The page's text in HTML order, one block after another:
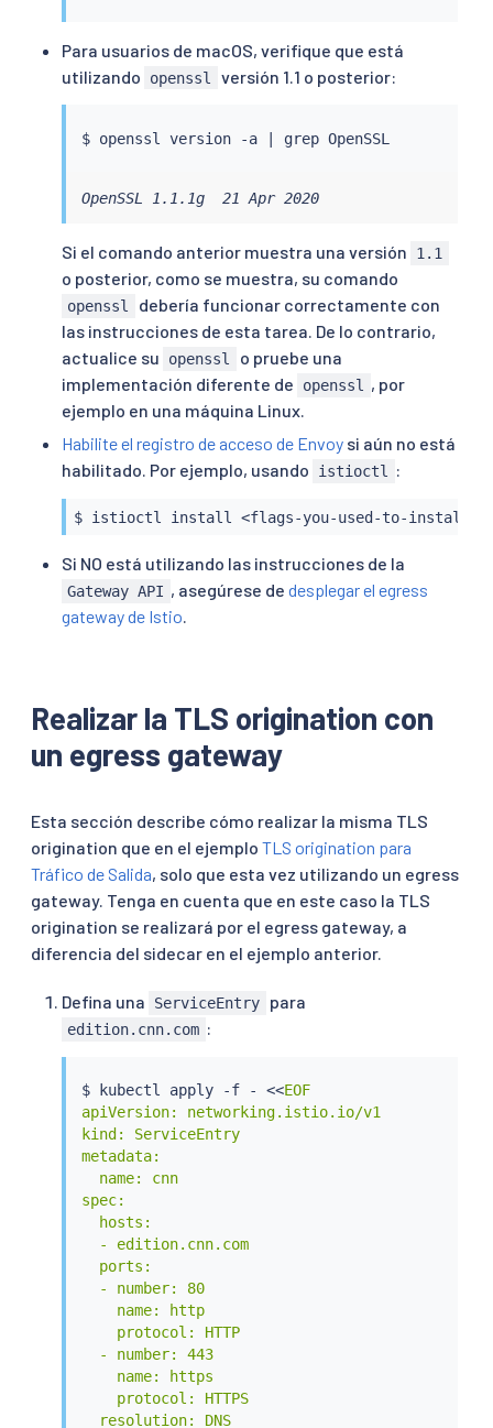
Para usuarios de macOS, verifique que está
utilizando
openssl versión 1.1 o posterior:
$ openssl version -a grep
OpenSSL 1.1.1g  21 Apr 2020
Si el comando anterior muestra una versión 1.1
o posterior, como se muestra, su comando
openssl
debería funcionar correctamente con
las instrucciones de esta tarea. De lo contrario,
actualice su
openssl
o pruebe una
implementación diferente de
openssl
, por
ejemplo en una máquina Linux.
Habilite el registro de acceso de Envoy si aún no está
habilitado. Por ejemplo, usando
istioctl :
$ istioctl install <flags-you-used-to-install-
Si NO está utilizando las instrucciones de la
Gateway API , asegúrese de desplegar el egress
gateway de Istio.
Realizar la TLS origination con
un egress gateway
Esta sección describe cómo realizar la misma TLS
origination que en el ejemplo TLS origination para
Tráfico de Salida, solo que esta vez utilizando un egress
gateway. Tenga en cuenta que en este caso la TLS
origination se realizará por el egress gateway, a
diferencia del sidecar en el ejemplo anterior.
Defina una ServiceEntry para
edition.cnn.com :
$ kubectl apply -f - <<EOF
apiVersion: networking.istio.io/v1
kind: ServiceEntry
metadata:
  name: cnn
spec:
  hosts:
  - edition.cnn.com
  ports:
  - number: 80
    name: http
    protocol: HTTP
  - number: 443
    name: https
    protocol: HTTPS
  resolution: DNS